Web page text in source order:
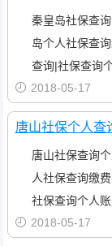
秦皇岛社保查
岛个人社保查
查询|社保查询
2018-05-17
唐山社保个人查
唐山社保查询
人社保查询缴
社保查询个人
2018-05-17